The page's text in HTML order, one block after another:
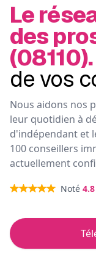
Le
des
(08110).
de vos
Nous aidons nos
leur quotidien à
d'indépendant et
100 conseillers
actuellement
Noté 4.8